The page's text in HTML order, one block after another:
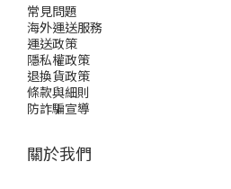
常見問題
海外運送服務
運送政策
隱私權政策
退換貨政策
條款與細則
防詐騙宣導
關於我們